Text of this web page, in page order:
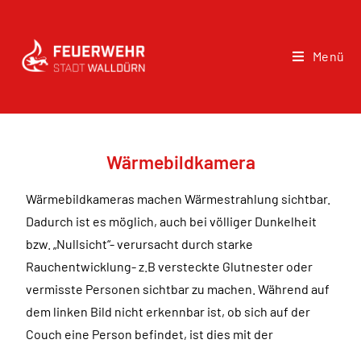
Menü
Wärmebildkamera
Wärmebildkameras machen Wärmestrahlung sichtbar.
Dadurch ist es möglich, auch bei völliger Dunkelheit
bzw. „Nullsicht“- verursacht durch starke
Rauchentwicklung- z.B versteckte Glutnester oder
vermisste Personen sichtbar zu machen. Während auf
dem linken Bild nicht erkennbar ist, ob sich auf der
Couch eine Person befindet, ist dies mit der